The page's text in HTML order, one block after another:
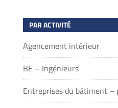
PAR ACTIVITÉ
Agencement intérieur
BE – Ingénieurs
Entreprises du bâtiment –